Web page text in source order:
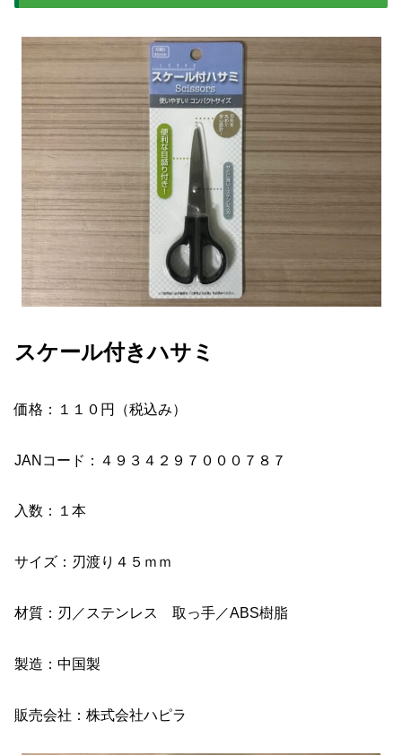
スケール付きハサミ
価格：１１０円（税込み）
JANコード：４９３４２９７０００７８７
入数：１本
サイズ：刃渡り４５ｍｍ
材質：刃／ステンレス 取っ手／ABS樹脂
製造：中国製
販売会社：株式会社ハピラ